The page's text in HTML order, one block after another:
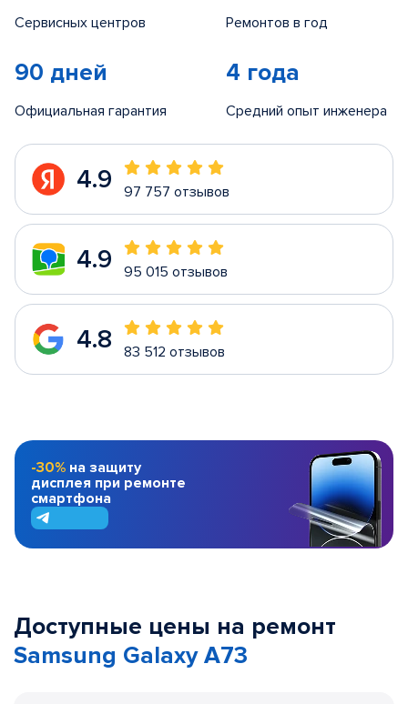
Сервисных центров Ремонтов в год
90 дней
Официальная гарантия
4 года
Средний опыт инженера
4.9 97 757 отзывов
4.9 95 015 отзывов
4.8 83 512 отзывов
-30% на защиту
дисплея при ремонте
смартфона
Доступные цены на ремонт
Samsung Galaxy A73